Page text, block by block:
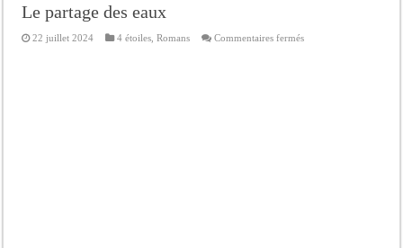
Le partage des eaux
22 juillet 2024 4 étoiles ,Romans Commentaires ferméssur